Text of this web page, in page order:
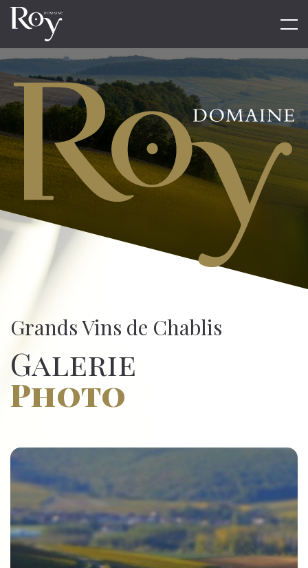
Grands Vins de Chablis
Galerie
Photo